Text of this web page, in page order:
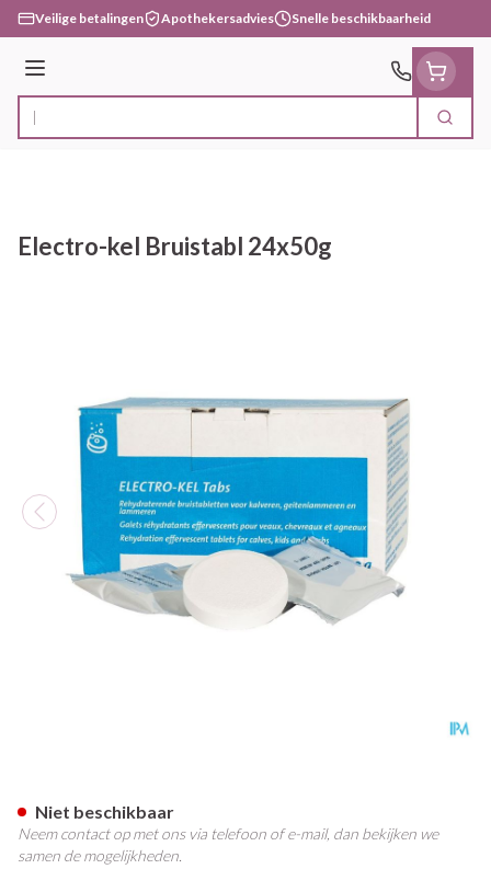
Ga naar de inhoud
Veilige betalingen Apothekersadvies Snelle beschikbaarheid
Menu
Product, merk, categorie... Zoek
Electro-kel Bruistabl 24x50g
Niet beschikbaar
Neem contact op met ons via telefoon of e-mail, dan bekijken we
samen de mogelijkheden.